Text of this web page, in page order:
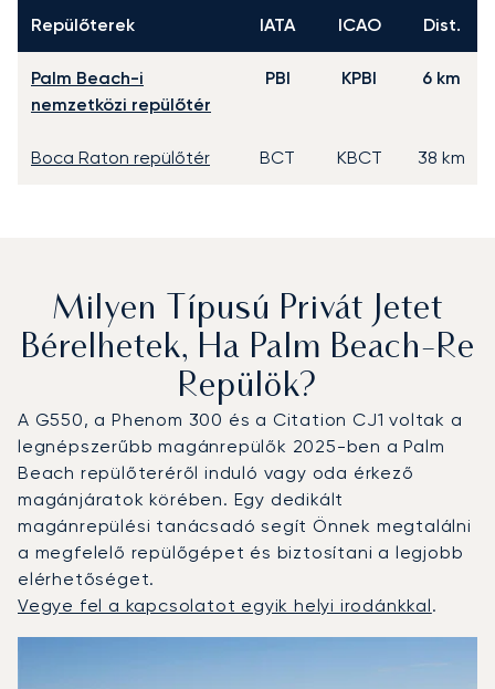
Repülőterek IATA ICAO Dist.
Palm Beach-i
nemzetközi repülőtér
PBI KPBI 6 km
Boca Raton repülőtér BCT KBCT 38 km
Milyen Típusú Privát Jetet
Bérelhetek, Ha Palm Beach-Re
Repülök?
A G550, a Phenom 300 és a Citation CJ1 voltak a
legnépszerűbb magánrepülők 2025-ben a Palm
Beach repülőteréről induló vagy oda érkező
magánjáratok körében. Egy dedikált
magánrepülési tanácsadó segít Önnek megtalálni
a megfelelő repülőgépet és biztosítani a legjobb
elérhetőséget.
Vegye fel a kapcsolatot egyik helyi irodánkkal.